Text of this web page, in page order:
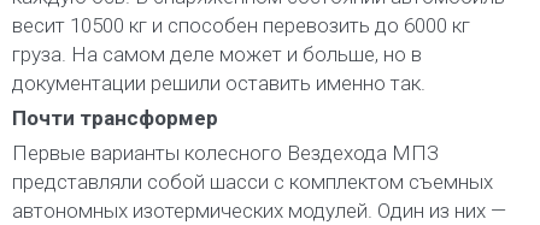
весит 10500 кг и способен перевозить до 6000 кг
груза. На самом деле может и больше, но в
документации решили оставить именно так.
Почти трансформер
Первые варианты колесного Вездехода МПЗ
представляли собой шасси с комплектом съемных
автономных изотермических модулей. Один из них —